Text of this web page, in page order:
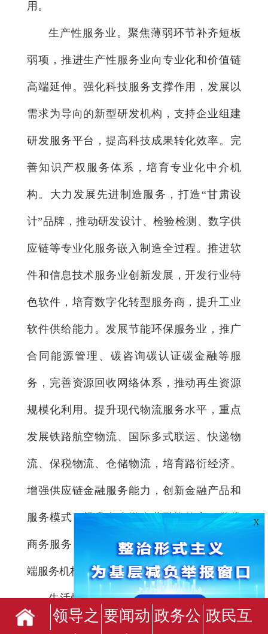
用。
生产性服务业。聚焦薄弱环节补齐短板
弱项，推进生产性服务业向专业化和价值链
高端延伸。强化科技服务支撑作用，发展以
需求为导向的新型研发机构，支持企业组建
研发服务平台，提高科技成果转化效率。完
善知识产权服务体系，培育专业化中介机
构。大力发展先进制造服务，打造“甘肃设
计”品牌，推动研发设计、检验检测、数字供
应链等专业化服务嵌入制造全过程。推进软
件和信息技术服务业创新发展，开发行业特
色软件，培育数字化转型服务商，提升工业
软件供给能力。发展节能环保服务业，推广
合同能源管理、碳咨询碳认证碳金融等服
务，完善资源回收网络体系，推动再生资源
规模化利用。提升现代物流服务水平，重点
发展铁路航空物流、国际多式联运、快递物
流、保税物流、仓储物流，培育路衍经济。
增强供应链金融服务能力，创新金融产品和
服务模式，提升中小微企业融资效率。做优
商务服务，引育法律、咨询、人力资源等高
端服务机构，打造一批区域性服务品牌。
生活性服务业。聚焦重点领域提升发展
能级，促进生活性服务业高品质多样化便利
领导之 要闻动 政务公 政民互
X